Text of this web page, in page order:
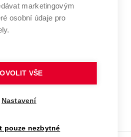
fondů
V BRNĚmarketingovým
osobní údaje pro
VŠE
Nastavení
pouze nezbytné